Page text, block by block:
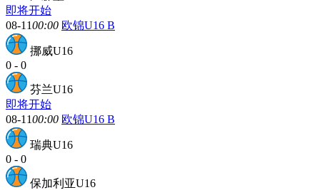
即将开始
08-1100:00 欧锦U16 B
挪威U16
0 - 0
芬兰U16
即将开始
08-1100:00 欧锦U16 B
瑞典U16
0 - 0
保加利亚U16